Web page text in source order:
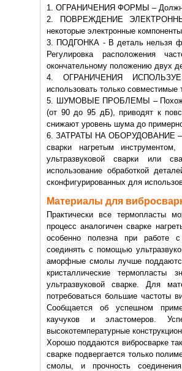
1. ОГРАНИЧЕНИЯ ФОРМЫ – Должна
2. ПОВРЕЖДЕНИЕ
некоторые электронные
3. ПОДГОНКА - В деталь нельзя
Регулировка расположения
окончательному положению двух
4. ОГРАНИЧЕНИЯ
использовать только совместимые
5. ШУМОВЫЕ ПРОБЛЕМЫ – Похожие
(от 90 до 95 дБ), приводят к
снижают уровень шума до
6. ЗАТРАТЫ НА ОБОРУДОВАНИЕ –
сварки нагретым
ультразвуковой сварки или
использование обработкой
сконфигурированных для
Материалы для
Практически все термопласты
процесс аналогичен сварке
особенно полезна при работе с
соединять с помощью
аморфные смолы лучше
кристаллические термопласты
ультразвуковой сварке. Для
потребоваться большие частоты
Сообщается об успешном
каучуков и эластомеров.
высокотемпературные
Хорошо поддаются вибросварке
сварке подвергается только
смолы, и прочность